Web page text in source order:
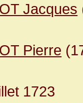
Jacques
Pierre
1723